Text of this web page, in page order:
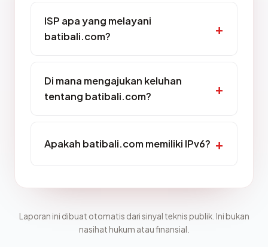
ISP apa yang melayani
batibali.com?
Di mana mengajukan keluhan
tentang batibali.com?
Apakah batibali.com memiliki IPv6?
Laporan ini dibuat otomatis dari sinyal teknis publik. Ini bukan
nasihat hukum atau finansial.